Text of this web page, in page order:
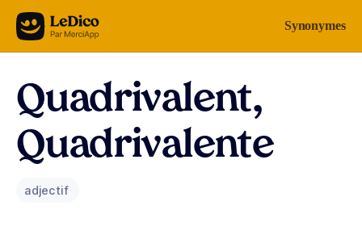
Aller au contenu Synonymes
Quadrivalent,
Quadrivalente
adjectif